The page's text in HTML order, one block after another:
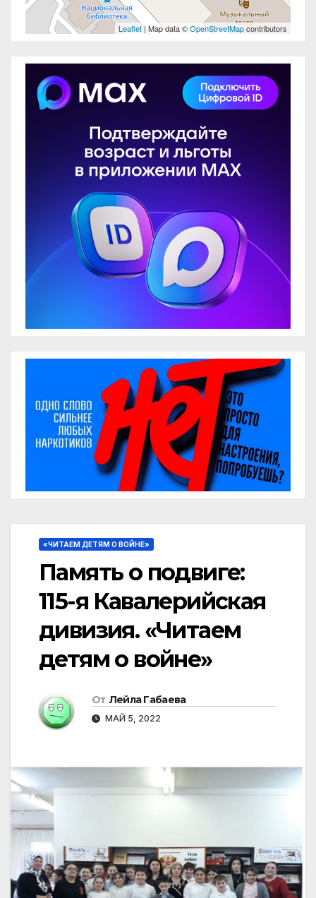
«ЧИТАЕМ ДЕТЯМ О ВОЙНЕ»
Память о подвиге:
115-я Кавалерийская
дивизия. «Читаем
детям о войне»
От Лейла Габаева
МАЙ 5, 2022